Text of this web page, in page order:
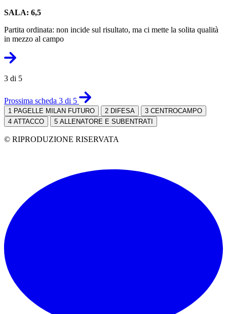
SALA: 6,5
Partita ordinata: non incide sul risultato, ma ci mette la solita qualità
in mezzo al campo
3 di 5
Prossima scheda 3 di 5
1 PAGELLE MILAN FUTURO 2 DIFESA 3 CENTROCAMPO
4 ATTACCO 5 ALLENATORE E SUBENTRATI
© RIPRODUZIONE RISERVATA